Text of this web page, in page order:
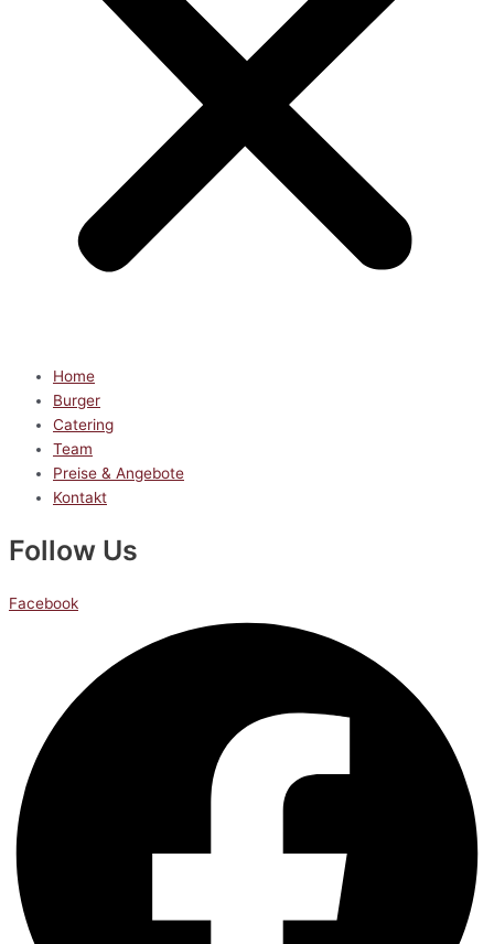
Home
Burger
Catering
Team
Preise & Angebote
Kontakt
Follow Us
Facebook